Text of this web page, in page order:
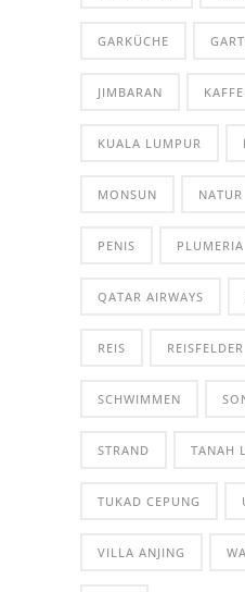
GARKÜCHE
JIMBARAN
KUALA LUMPUR
MONSUN NATUR
PENIS PLUMERIA
QATAR AIRWAYS
REIS REISFELDER
SCHWIMMEN
STRAND TANAH
TUKAD CEPUNG
VILLA ANJING